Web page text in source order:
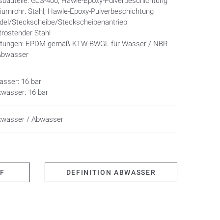
für Trinkwasser sind nicht für den
im Grundwasserbereich eingesetzt, ist die
Stahl, Hawle-Epoxy-Pulverbeschichtung
Steckscheibe/Steckscheibenantrieb:
Stahl
EPDM gemäß KTW-BWGL für Wasser / NBR
16 bar
16 bar
/ Abwasser
DEFINITION ABWASSER